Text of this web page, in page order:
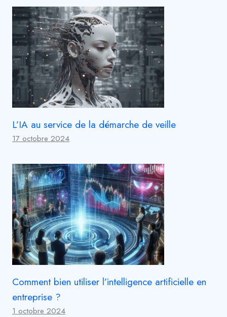
L’IA au service de la démarche de veille
17 octobre 2024
Comment bien utiliser l’intelligence artificielle en
entreprise ?
1 octobre 2024